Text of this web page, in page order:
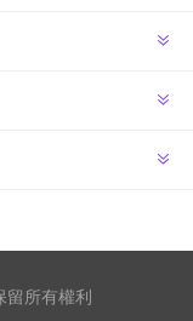
所有權利